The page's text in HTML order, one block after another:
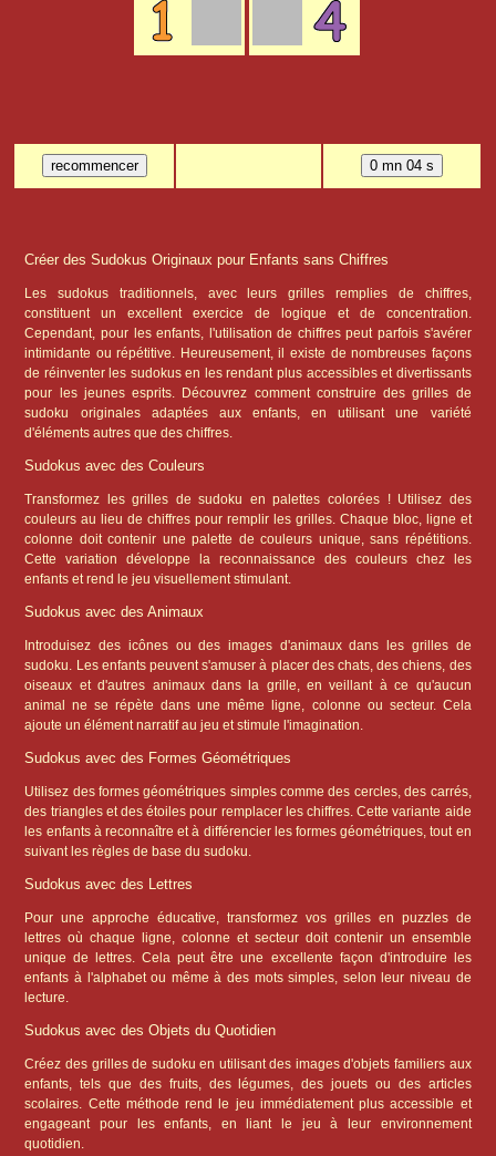
Créer des Sudokus Originaux pour Enfants sans Chiffres
Les sudokus traditionnels, avec leurs grilles remplies de chiffres,
constituent un excellent exercice de logique et de concentration.
Cependant, pour les enfants, l'utilisation de chiffres peut parfois s'avérer
intimidante ou répétitive. Heureusement, il existe de nombreuses façons
de réinventer les sudokus en les rendant plus accessibles et divertissants
pour les jeunes esprits. Découvrez comment construire des grilles de
sudoku originales adaptées aux enfants, en utilisant une variété
d'éléments autres que des chiffres.
Sudokus avec des Couleurs
Transformez les grilles de sudoku en palettes colorées ! Utilisez des
couleurs au lieu de chiffres pour remplir les grilles. Chaque bloc, ligne et
colonne doit contenir une palette de couleurs unique, sans répétitions.
Cette variation développe la reconnaissance des couleurs chez les
enfants et rend le jeu visuellement stimulant.
Sudokus avec des Animaux
Introduisez des icônes ou des images d'animaux dans les grilles de
sudoku. Les enfants peuvent s'amuser à placer des chats, des chiens, des
oiseaux et d'autres animaux dans la grille, en veillant à ce qu'aucun
animal ne se répète dans une même ligne, colonne ou secteur. Cela
ajoute un élément narratif au jeu et stimule l'imagination.
Sudokus avec des Formes Géométriques
Utilisez des formes géométriques simples comme des cercles, des carrés,
des triangles et des étoiles pour remplacer les chiffres. Cette variante aide
les enfants à reconnaître et à différencier les formes géométriques, tout en
suivant les règles de base du sudoku.
Sudokus avec des Lettres
Pour une approche éducative, transformez vos grilles en puzzles de
lettres où chaque ligne, colonne et secteur doit contenir un ensemble
unique de lettres. Cela peut être une excellente façon d'introduire les
enfants à l'alphabet ou même à des mots simples, selon leur niveau de
lecture.
Sudokus avec des Objets du Quotidien
Créez des grilles de sudoku en utilisant des images d'objets familiers aux
enfants, tels que des fruits, des légumes, des jouets ou des articles
scolaires. Cette méthode rend le jeu immédiatement plus accessible et
engageant pour les enfants, en liant le jeu à leur environnement
quotidien.